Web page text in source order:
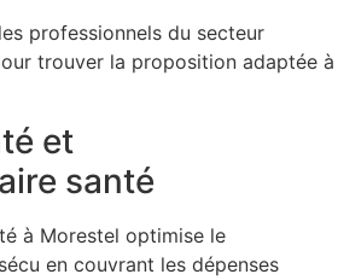
professionnels du secteur
trouver la proposition adaptée à
et
santé
à Morestel optimise le
en couvrant les dépenses